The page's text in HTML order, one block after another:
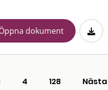
dokument
4 128 Nästa